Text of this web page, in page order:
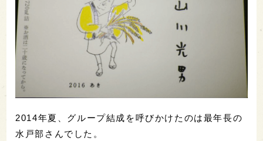
2014年夏、グループ結成を呼びかけたのは最年長の
水戸部さんでした。